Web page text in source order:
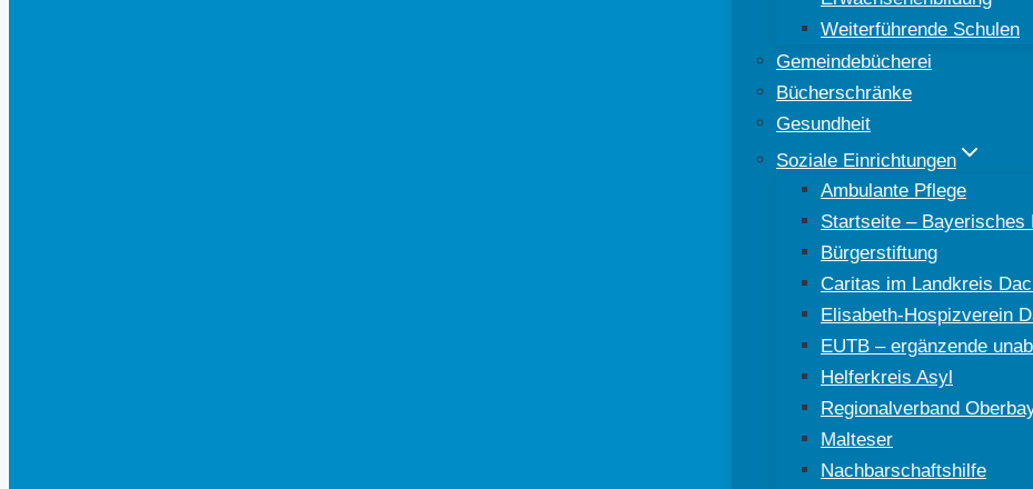
Weiterführende Schulen
Gemeindebücherei
Bücherschränke
Gesundheit
Soziale Einrichtungen
Ambulante Pflege
Startseite – Bayerisches
Bürgerstiftung
Caritas im Landkreis
Elisabeth-Hospizverein
EUTB – ergänzende
Helferkreis Asyl
Regionalverband
Malteser
Nachbarschaftshilfe